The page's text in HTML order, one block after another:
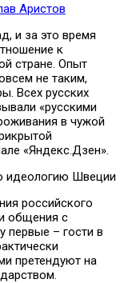
Аристов
и за это время
к
стране. Опыт
не таким,
Всех русских
«русскими
в чужой
«Яндекс.Дзен».
идеологию Швеции
российского
общения с
первые – гости в
претендуют на